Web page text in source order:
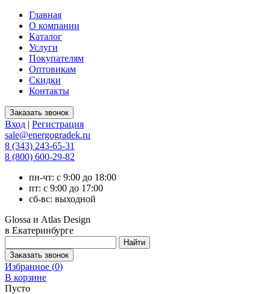
Главная
О компании
Каталог
Услуги
Покупателям
Оптовикам
Скидки
Контакты
Вход | Регистрация
sale@energogradek.ru
8 (343) 243-65-31
8 (800) 600-29-82
пн-чт: с 9:00 до 18:00
пт: с 9:00 до 17:00
сб-вс: выходной
Glossa и Atlas Design
в Екатеринбурге
Избранное (0)
В корзине
Пусто